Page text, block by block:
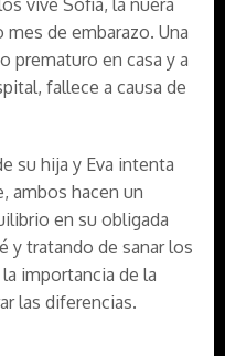
vive Sofía, la nuera
de embarazo. Una
prematuro en casa y a
fallece a causa de
su hija y Eva intenta
ambos hacen un
en su obligada
y tratando de sanar los
importancia de la
las diferencias.